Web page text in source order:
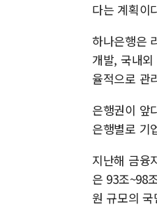
다는 계획이
하나은행은
개발, 국내
율적으로 관
은행권이 앞
은행별로 기
지난해 금융
은 93조~98
원 규모의